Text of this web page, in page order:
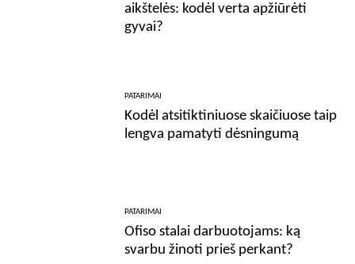
aikštelės: kodėl verta apžiūrėti
gyvai?
PATARIMAI
Kodėl atsitiktiniuose skaičiuose taip
lengva pamatyti dėsningumą
PATARIMAI
Ofiso stalai darbuotojams: ką
svarbu žinoti prieš perkant?